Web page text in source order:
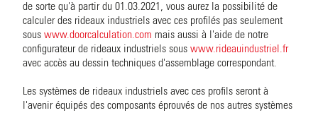
de sorte qu'à partir du 01.03.2021, vous aurez la possibilité de
calculer des rideaux industriels avec ces profilés pas seulement
sous www.doorcalculation.com mais aussi à l'aide de notre
configurateur de rideaux industriels sous www.rideauindustriel.fr
avec accès au dessin techniques d'assemblage correspondant.
Les systèmes de rideaux industriels avec ces profils seront à
l'avenir équipés des composants éprouvés de nos autres systèmes